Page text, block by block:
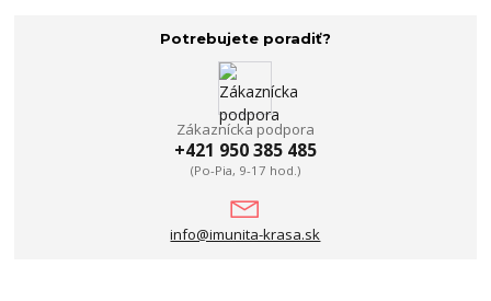
Potrebujete poradiť?
Zákaznícka podpora
+421 950 385 485
(Po-Pia, 9-17 hod.)
info@imunita-krasa.sk